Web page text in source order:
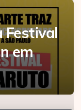
Festival
em